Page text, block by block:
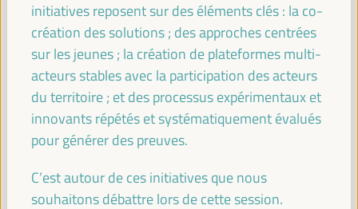
Sala Madrid -09:15 11:00 Axe 1
Jeunesse, économie locale et innovation
Panneau de dialogue
Sala Bruselas -09:15 11:00 Axe 3
Construire des territoires résilients : mettre en œuvre
des stratégies économiques durables
initiatives reposent sur des éléments clés : la co-
création des solutions ; des approches centrées
sur les jeunes ; la création de plateformes multi-
acteurs stables avec la participation des acteurs
du territoire ; et des processus expérimentaux et
innovants répétés et systématiquement évalués
pour générer des preuves.
C’est autour de ces initiatives que nous
souhaitons débattre lors de cette session.